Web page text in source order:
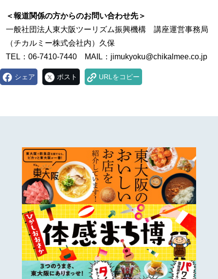
＜報道関係の方からのお問い合わせ先＞
一般社団法人東大阪ツーリズム振興機構 講座運営事務局
（チカルミー株式会社内）久保
TEL：06-7410-7440 MAIL：jimukyoku@chikalmee.co.jp
シェア ポスト URLをコピー